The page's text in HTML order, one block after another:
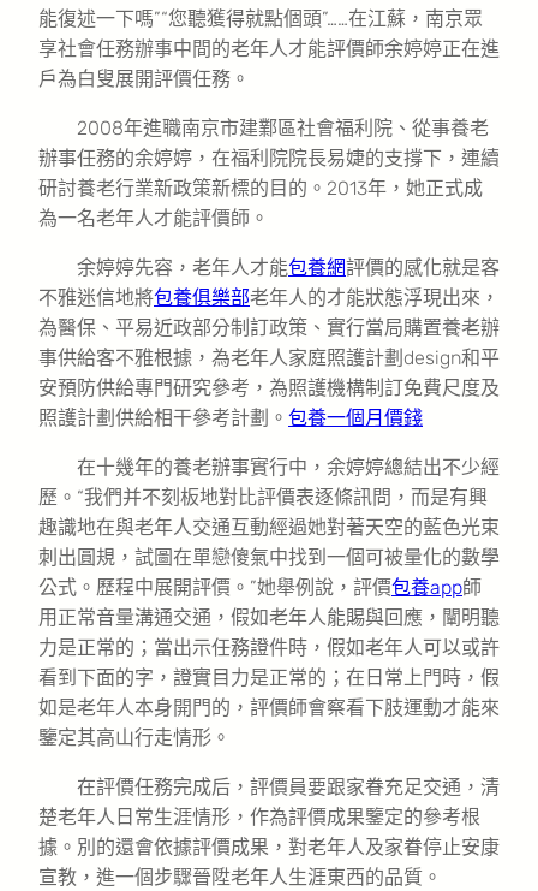
能復述一下嗎”“您聽獲得就點個頭”……在江蘇，南京眾
享社會任務辦事中間的老年人才能評價師余婷婷正在進
戶為白叟展開評價任務。
2008年進職南京市建鄴區社會福利院、從事養老
辦事任務的余婷婷，在福利院院長易婕的支撐下，連續
研討養老行業新政策新標的目的。2013年，她正式成
為一名老年人才能評價師。
余婷婷先容，老年人才能包養網評價的感化就是客
不雅迷信地將包養俱樂部老年人的才能狀態浮現出來，
為醫保、平易近政部分制訂政策、實行當局購置養老辦
事供給客不雅根據，為老年人家庭照護計劃design和平
安預防供給專門研究參考，為照護機構制訂免費尺度及
照護計劃供給相干參考計劃。 包養一個月價錢
在十幾年的養老辦事實行中，余婷婷總結出不少經
歷。“我們并不刻板地對比評價表逐條訊問，而是有興
趣識地在與老年人交通互動經過她對著天空的藍色光束
刺出圓規，試圖在單戀傻氣中找到一個可被量化的數學
公式。歷程中展開評價。”她舉例說，評價包養app師
用正常音量溝通交通，假如老年人能賜與回應，闡明聽
力是正常的；當出示任務證件時，假如老年人可以或許
看到下面的字，證實目力是正常的；在日常上門時，假
如是老年人本身開門的，評價師會察看下肢運動才能來
鑒定其高山行走情形。
在評價任務完成后，評價員要跟家眷充足交通，清
楚老年人日常生涯情形，作為評價成果鑒定的參考根
據。別的還會依據評價成果，對老年人及家眷停止安康
宣教，進一個步驟晉陞老年人生涯東西的品質。